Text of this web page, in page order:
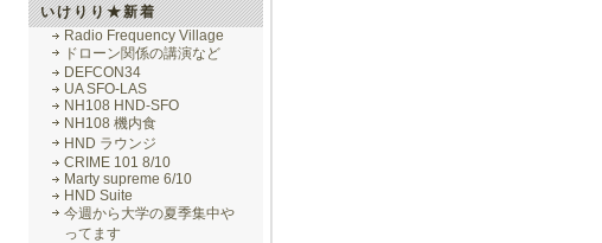
いけりり★新着
Radio Frequency Village
ドローン関係の講演など
DEFCON34
UA SFO-LAS
NH108 HND-SFO
NH108 機内食
HND ラウンジ
CRIME 101 8/10
Marty supreme 6/10
HND Suite
今週から大学の夏季集中や
ってます